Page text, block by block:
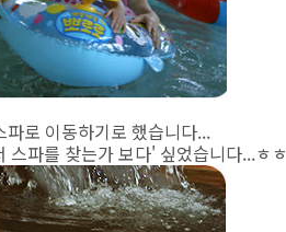
로 이동하기로 했습니다...
파를 찾는가 보다' 싶었습니다...ㅎㅎ